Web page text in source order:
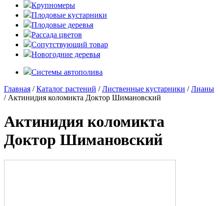
Крупномеры
Плодовые кустарники
Плодовые деревья
Рассада цветов
Сопутствующий товар
Новогодние деревья
Системы автополива
Главная /Каталог растений /Лиственные кустарники /Лианы
/ Актинидия коломикта Доктор Шимановский
Актинидия коломикта
Доктор Шимановский